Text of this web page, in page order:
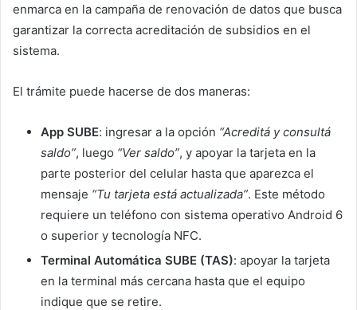
enmarca en la campaña de renovación de datos que busca
garantizar la correcta acreditación de subsidios en el
sistema.
El trámite puede hacerse de dos maneras:
App SUBE: ingresar a la opción “Acreditá y consultá
saldo”, luego “Ver saldo”, y apoyar la tarjeta en la
parte posterior del celular hasta que aparezca el
mensaje “Tu tarjeta está actualizada”. Este método
requiere un teléfono con sistema operativo Android 6
o superior y tecnología NFC.
Terminal Automática SUBE (TAS): apoyar la tarjeta
en la terminal más cercana hasta que el equipo
indique que se retire.